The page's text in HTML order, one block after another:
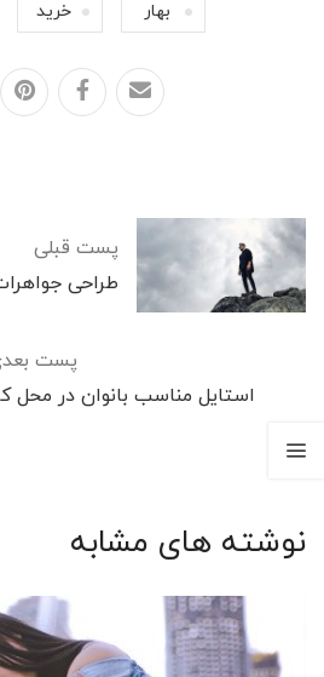
بهار خرید
پست قبلی
طراحی
پست
استایل مناسب بانوان در محل
نوشته های مشابه